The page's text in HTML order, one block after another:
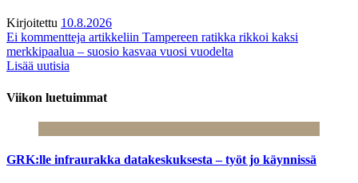
Kirjoitettu 10.8.2026
Ei kommentteja artikkeliin Tampereen ratikka rikkoi kaksi
merkkipaalua – suosio kasvaa vuosi vuodelta
Lisää uutisia
Viikon luetuimmat
GRK:lle infraurakka datakeskuksesta – työt jo käynnissä